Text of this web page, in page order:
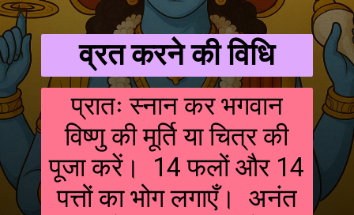
व्रत करने की विधि
प्रातः स्नान कर भगवान
विष्णु की मूर्ति या चित्र की
पूजा करें। 14 फलों और 14
पत्तों का भोग लगाएँ। अनंत